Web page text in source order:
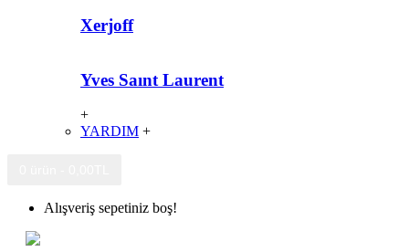
Xerjoff
Yves Saınt Laurent
+
YARDIM +
Alışveriş sepetiniz boş!